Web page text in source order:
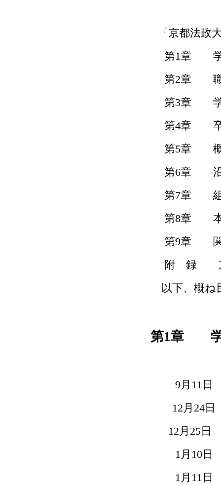
『京都法政
第1章 学
第2章 職
第3章 学
第4章 卒
第5章 概
第6章 沿
第7章 組
第8章 本
第9章 関
附 録 京
以下、概ね
第1章 学
9月 11 日
12月 24
12月 25 日
1月 10 日
1月 11 日